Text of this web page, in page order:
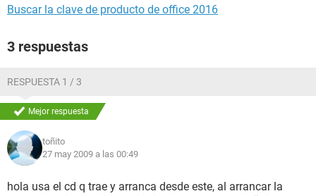
Buscar la clave de producto de office 2016
3 respuestas
RESPUESTA 1 / 3
Mejor respuesta
toñito
27 may 2009 a las 00:49
hola usa el cd q trae y arranca desde este, al arrancar la